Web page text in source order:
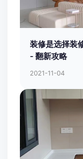
装修是选择装
- 翻新攻略
2021-11-04